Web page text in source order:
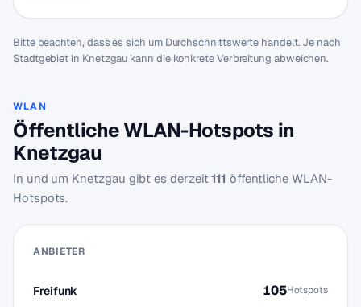
Bitte beachten, dass es sich um Durchschnittswerte handelt. Je nach
Stadtgebiet in Knetzgau kann die konkrete Verbreitung abweichen.
WLAN
Öffentliche WLAN-Hotspots in
Knetzgau
In und um Knetzgau gibt es derzeit111 öffentliche WLAN-
Hotspots.
ANBIETER
Freifunk 105Hotspots